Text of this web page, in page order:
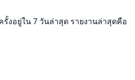
รั้งอยู่ใน 7 วันล่าสุด รายงานล่าสุดคือ